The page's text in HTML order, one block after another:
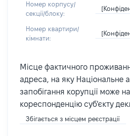
Номер корпусу/
секції/блоку:
Номер квартири/
кімнати:
Місце фактичного
адреса, на яку Національне
запобігання корупції може
кореспонденцію суб'єкту
Збігається з місцем реєстрації